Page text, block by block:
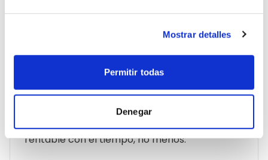
Mostrar detalles
Permitir todas
Denegar
Iteramos lo que funciona,
proceso continuo. Cada mes hacemos tests
A/B en creatividades, landings y audiencias,
escalamos lo que mejor ROAS da y matamos
rentable con el tiempo, no menos.